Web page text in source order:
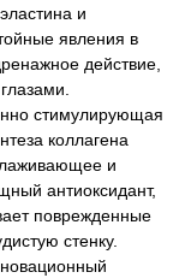
и
явления в
действие,
стимулирующая
коллагена
и
антиоксидант,
поврежденные
стенку.